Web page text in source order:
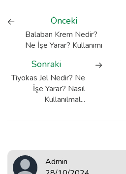
Önceki
Balaban Krem Nedir?
Ne İşe Yarar? Kullanımı
Sonraki
Tiyokas Jel Nedir? Ne
İşe Yarar? Nasıl
Kullanılmal...
Admin